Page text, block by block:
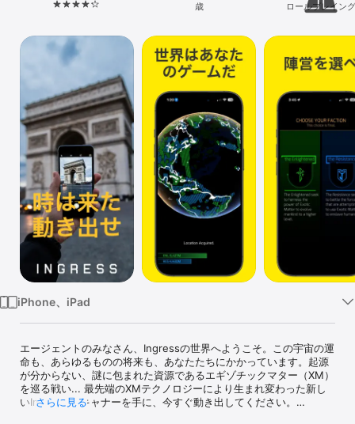
iPhone
iPad
Watch
TV
歳 ロールプレイング
iPhone、iPad
エージェントのみなさん、Ingressの世界へようこそ。この宇宙の運
命も、あらゆるものの将来も、あなたたちにかかっています。起源
が分からない、謎に包まれた資源であるエギゾチックマター（XM）
を巡る戦い... 最先端のXMテクノロジーにより生まれ変わった新し
いIngress スキャナーを手に、今すぐ動き出してください。
さらに見る